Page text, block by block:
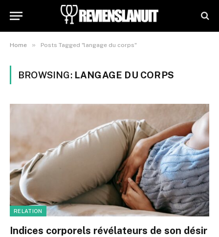
Home » Posts Tagged "langage du corps"
BROWSING: LANGAGE DU CORPS
RELATION
Indices corporels révélateurs de son désir